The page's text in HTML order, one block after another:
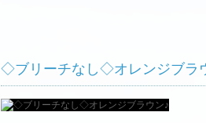
◇ブリーチなし◇オレンジブラ